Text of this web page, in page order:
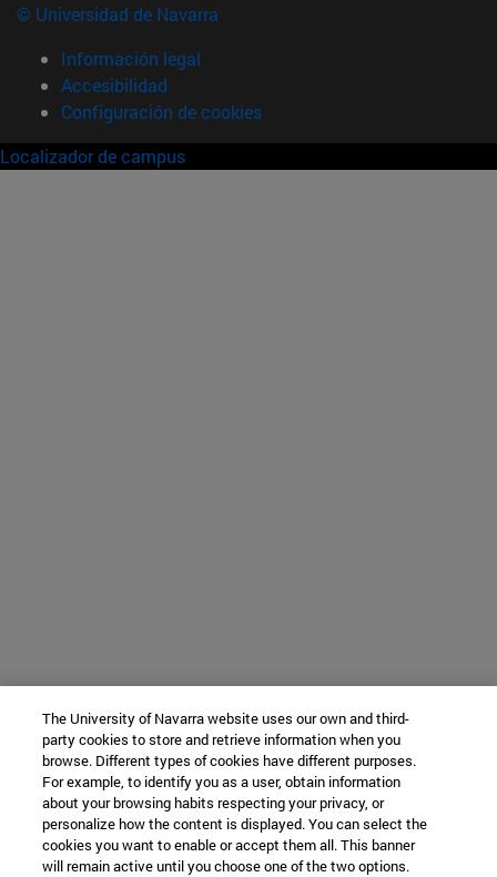
© Universidad de Navarra
Información legal
Accesibilidad
Configuración de cookies
Localizador de campus
The University of Navarra website uses our own and third-
party cookies to store and retrieve information when you
browse. Different types of cookies have different purposes.
For example, to identify you as a user, obtain information
about your browsing habits respecting your privacy, or
personalize how the content is displayed. You can select the
cookies you want to enable or accept them all. This banner
will remain active until you choose one of the two options.